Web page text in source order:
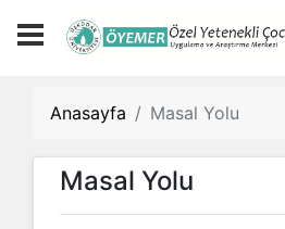
Anasayfa Masal Yolu
Masal Yolu